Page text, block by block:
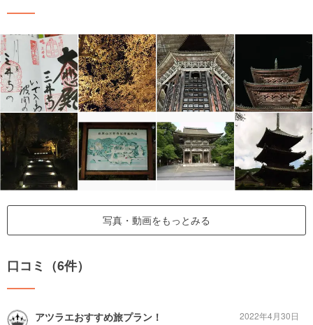
写真・動画をもっとみる
口コミ（6件）
アツラエおすすめ旅プラン！
2022年4月30日